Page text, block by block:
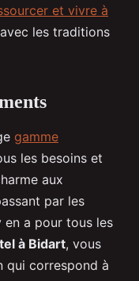
et vivre à
les traditions
gamme
les besoins et
aux
par les
en a pour tous les
à Bidart, vous
qui correspond à